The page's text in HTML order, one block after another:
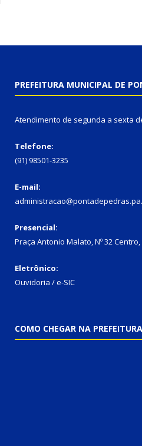
PREFEITURA MUNICIPAL DE
Atendimento de segunda a sexta
Telefone:
(91) 98501-3235
E-mail:
Presencial:
Praça Antonio Malato, Nº 32 Centro,
Eletrônico:
Ouvidoria / e-SIC
COMO CHEGAR NA PREFEITURA